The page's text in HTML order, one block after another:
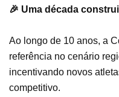
🎉 Uma década
Ao longo de 10 anos, a
referência no cenário
incentivando novos
competitivo.